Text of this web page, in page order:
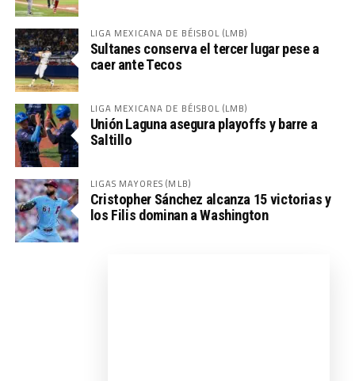
LIGA MEXICANA DE BÉISBOL (LMB)
Sultanes conserva el tercer lugar pese a
caer ante Tecos
LIGA MEXICANA DE BÉISBOL (LMB)
Unión Laguna asegura playoffs y barre a
Saltillo
LIGAS MAYORES (MLB)
Cristopher Sánchez alcanza 15 victorias y
los Filis dominan a Washington